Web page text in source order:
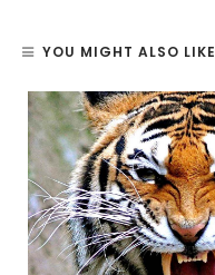
YOU MIGHT ALSO LIKE